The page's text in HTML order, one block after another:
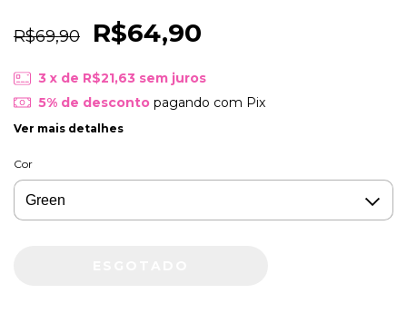
R$69,90 R$64,90
3 x de R$21,63 sem juros
5% de descontopagando com Pix
Ver mais detalhes
Cor